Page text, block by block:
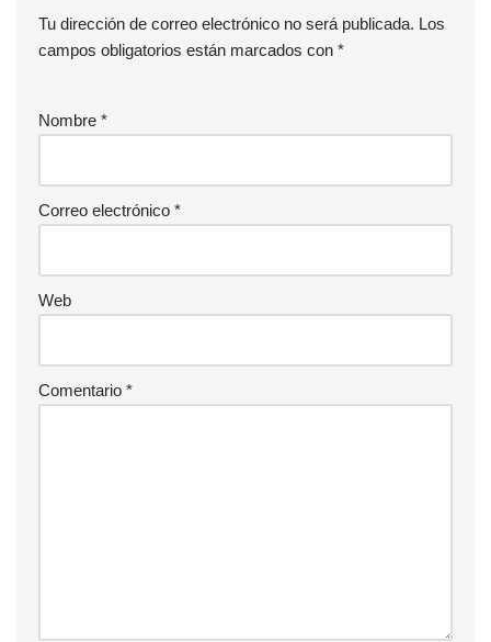
Tu dirección de correo electrónico no será publicada. Los
campos obligatorios están marcados con *
Nombre *
Correo electrónico *
Web
Comentario *